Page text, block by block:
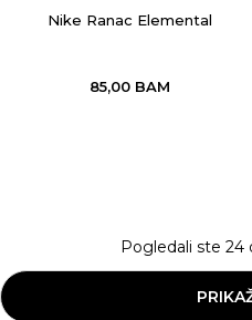
Nike Ranac Elemental
85,00 BAM
Pogledali ste 24